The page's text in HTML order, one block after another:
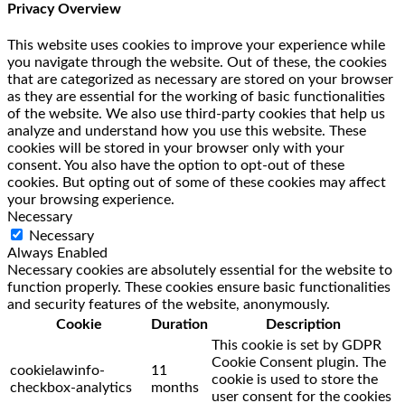
Privacy Overview
This website uses cookies to improve your experience while
you navigate through the website. Out of these, the cookies
that are categorized as necessary are stored on your browser
as they are essential for the working of basic functionalities
of the website. We also use third-party cookies that help us
analyze and understand how you use this website. These
cookies will be stored in your browser only with your
consent. You also have the option to opt-out of these
cookies. But opting out of some of these cookies may affect
your browsing experience.
Necessary
Necessary
Always Enabled
Necessary cookies are absolutely essential for the website to
function properly. These cookies ensure basic functionalities
and security features of the website, anonymously.
Cookie
Duration Description
cookielawinfo-
checkbox-analytics
11
months
This cookie is set by GDPR
Cookie Consent plugin. The
cookie is used to store the
user consent for the cookies